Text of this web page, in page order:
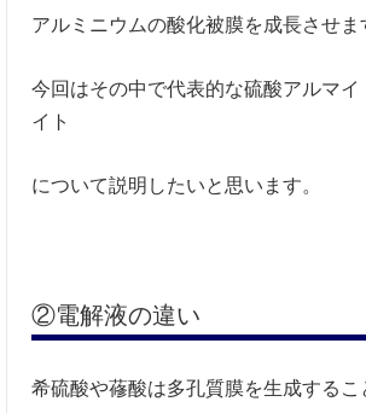
アルミニウムの酸化被膜を成長させま
今回はその中で代表的な硫酸アルマイ
イト
について説明したいと思います。
②電解液の違い
希硫酸や蓚酸は多孔質膜を生成するこ